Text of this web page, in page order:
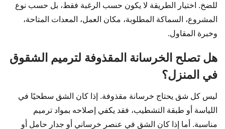
للضخ. اختيار الطريقة لا يكون حسب الرغبة فقط، بل حسب نوع
المشروع، السماكة المطلوبة، مكان العمل، المعدات المتاحة،
وخبرة المقاول.
هل تصلح الخرسانة المقذوفة لترميم الشقوق
في المنزل؟
ليس كل شق يحتاج خرسانة مقذوفة. إذا كان الشق سطحيًا في
اللياسة أو طبقة التشطيب، فقد يكفي إصلاحه بمواد ترميم
مناسبة. أما إذا كان الشق في عنصر خرساني أو جدار حامل أو